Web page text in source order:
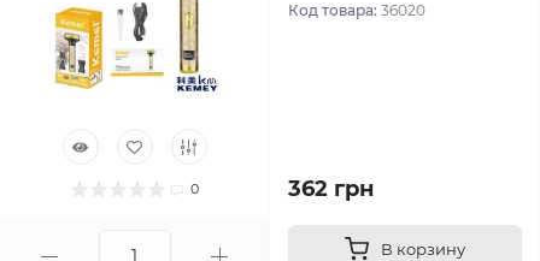
0
Код товара: 36020
362 грн
В корзину